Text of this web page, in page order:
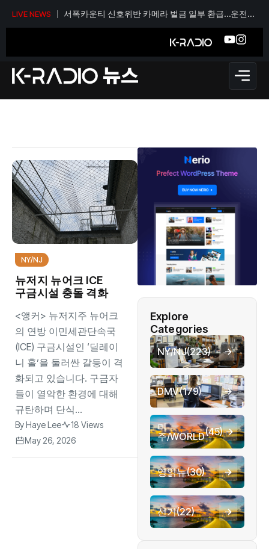
LIVE NEWS
서폭카운티 신호위반 카메라 벌금 일부 환급…운전자
당 티켓 1건당 36달러
NY/NJ
뉴저지 뉴어크 ICE
구금시설 충돌 격화
<앵커> 뉴저지주 뉴어크
의 연방 이민세관단속국
(ICE) 구금시설인 ‘딜레이
니 홀’을 둘러싼 갈등이 격
화되고 있습니다. 구금자
들이 열악한 환경에 대해
규탄하며 단식...
ByHaye Lee
18 Views
May 26, 2026
Explore
Categories
NY/NJ(223)
DMV(179)
미
주/WORLD(45)
영읽뉴(30)
선거(22)